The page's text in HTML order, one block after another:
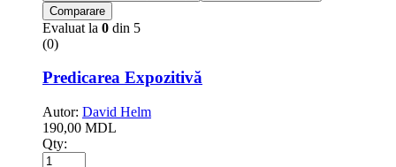
Comparare
Evaluat la 0 din 5
(0)
Predicarea Expozitivă
Autor: David Helm
190,00 MDL
Qty: